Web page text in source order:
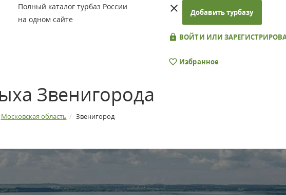
Полный каталог турбаз России
на одном сайте
Добавить турбазу
ВОЙТИ ИЛИ
Избранное
Звенигорода
Московская область Звенигород